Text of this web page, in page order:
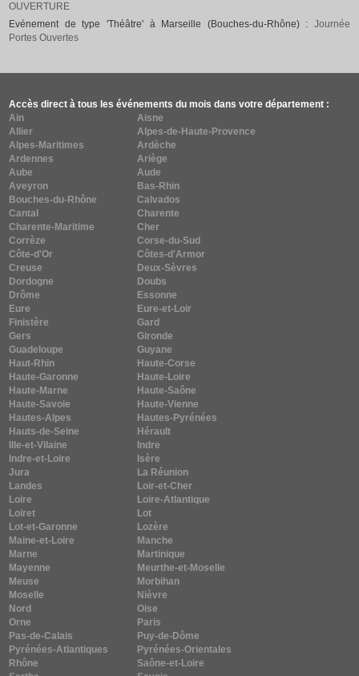
OUVERTURE
Evénement de type 'Théâtre' à Marseille (Bouches-du-Rhône) : Journée
Portes Ouvertes
Accès direct à tous les événements du mois dans votre département :
Ain
Aisne
Allier
Alpes-de-Haute-Provence
Alpes-Maritimes
Ardèche
Ardennes
Ariège
Aube
Aude
Aveyron
Bas-Rhin
Bouches-du-Rhône
Calvados
Cantal
Charente
Charente-Maritime
Cher
Corrèze
Corse-du-Sud
Côte-d'Or
Côtes-d'Armor
Creuse
Deux-Sèvres
Dordogne
Doubs
Drôme
Essonne
Eure
Eure-et-Loir
Finistère
Gard
Gers
Gironde
Guadeloupe
Guyane
Haut-Rhin
Haute-Corse
Haute-Garonne
Haute-Loire
Haute-Marne
Haute-Saône
Haute-Savoie
Haute-Vienne
Hautes-Alpes
Hautes-Pyrénées
Hauts-de-Seine
Hérault
Ille-et-Vilaine
Indre
Indre-et-Loire
Isère
Jura
La Réunion
Landes
Loir-et-Cher
Loire
Loire-Atlantique
Loiret
Lot
Lot-et-Garonne
Lozère
Maine-et-Loire
Manche
Marne
Martinique
Mayenne
Meurthe-et-Moselle
Meuse
Morbihan
Moselle
Nièvre
Nord
Oise
Orne
Paris
Pas-de-Calais
Puy-de-Dôme
Pyrénées-Atlantiques
Pyrénées-Orientales
Rhône
Saône-et-Loire